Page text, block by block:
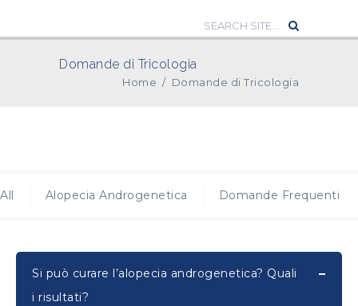
Domande di Tricologia
Home / Domande di Tricologia
All Alopecia Androgenetica Domande Frequenti
Si può curare l’alopecia androgenetica? Quali
i risultati?